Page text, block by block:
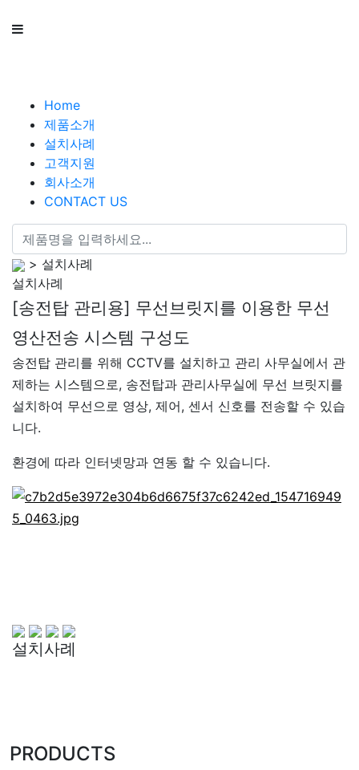
Home
제품소개
설치사례
고객지원
회사소개
CONTACT US
> 설치사례
설치사례
[송전탑 관리용] 무선브릿지를 이용한 무선
영산전송 시스템 구성도
송전탑 관리를 위해 CCTV를 설치하고 관리 사무실에서 관
제하는 시스템으로, 송전탑과 관리사무실에 무선 브릿지를
설치하여 무선으로 영상, 제어, 센서 신호를 전송할 수 있습
니다.
환경에 따라 인터넷망과 연동 할 수 있습니다.
설치사례
PRODUCTS